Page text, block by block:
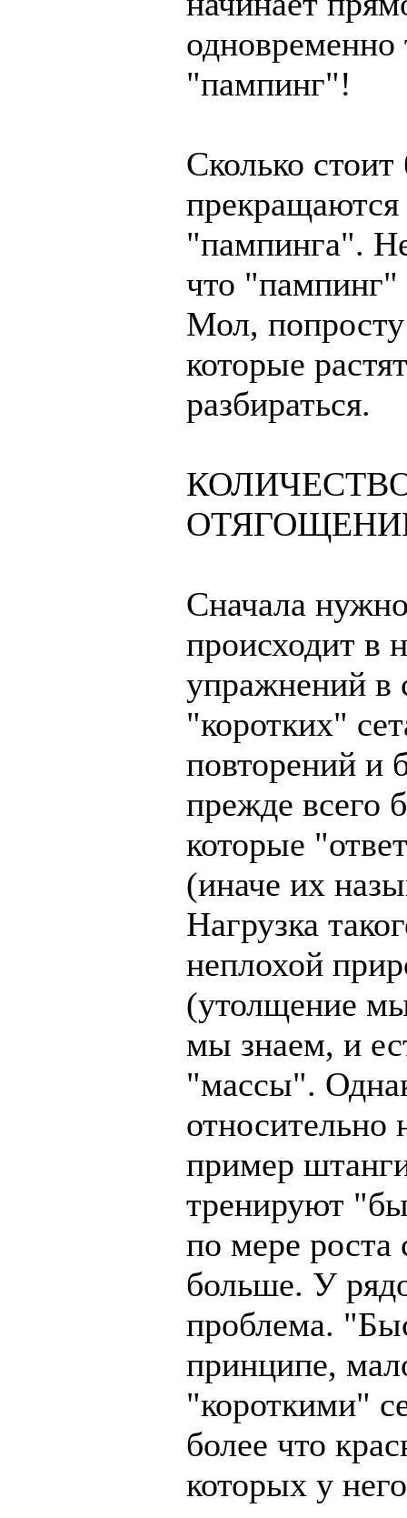
одновременно
"пампинг"!
Сколько
прекращаются
"пампинга".
что
Мол,
которые
разбираться.
Сначала
происходит
упражнений в
"коротких"
повторений и
прежде всего
которые
(иначе их
Нагрузка
неплохой
(утолщение
мы знаем, и
"массы".
относительно
пример
тренируют
по мере роста
больше. У
проблема.
принципе,
"короткими"
более что
которых у